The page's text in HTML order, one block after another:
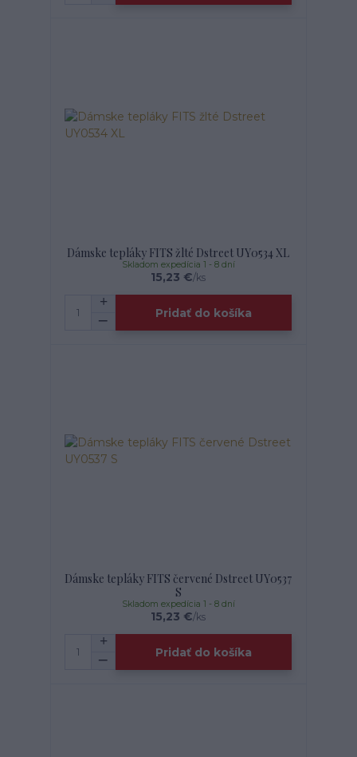
Dámske tepláky FITS žlté Dstreet UY0534 XL
15,23 €/ks
Skladom expedícia 1 - 8 dní
Pridať do košíka
Dámske tepláky FITS červené Dstreet UY0537
S
15,23 €/ks
Skladom expedícia 1 - 8 dní
Pridať do košíka